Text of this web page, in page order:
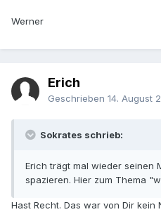
Werner
Erich
Geschrieben 14. August
Sokrates schrieb:
Erich trägt mal wieder seinen
spazieren. Hier zum Thema
Hast Recht. Das war von Dir